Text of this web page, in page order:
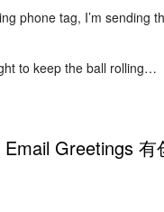
phone tag, I’m sending
to keep the ball rolling…
Email Greetings 有